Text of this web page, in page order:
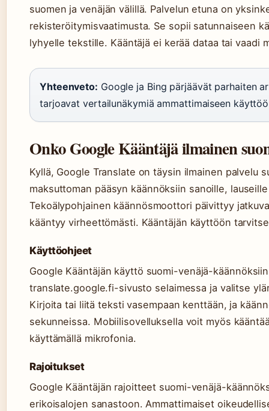
suomen ja venäjän välillä. Palvelun etuna on
rekisteröitymisvaatimusta. Se sopii satunnaiseen
lyhyelle tekstille. Kääntäjä ei kerää dataa tai vaadi
Yhteenveto: Google ja Bing pärjäävät parhaiten
tarjoavat vertailunäkymiä ammattimaiseen
Onko Google Kääntäjä ilmainen
Kyllä, Google Translate on täysin ilmainen palvelu
maksuttoman pääsyn käännöksiin sanoille,
Tekoälypohjainen käännösmoottori päivittyy
kääntyy virheettömästi. Kääntäjän käyttöön
Käyttöohjeet
Google Kääntäjän käyttö suomi-venäjä-
translate.google.fi-sivusto selaimessa ja valitse
Kirjoita tai liitä teksti vasempaan kenttään, ja
sekunneissa. Mobiilisovelluksella voit myös
käyttämällä mikrofonia.
Rajoitukset
Google Kääntäjän rajoitteet suomi-venäjä-
erikoisalojen sanastoon. Ammattimaiset